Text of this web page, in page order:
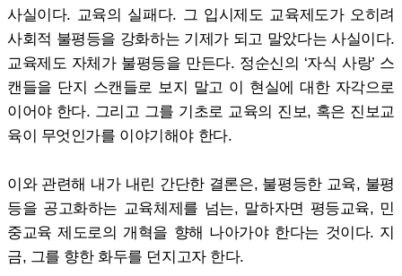
사실이다. 교육의 실패다. 그 입시제도 교육제도가 오히려
사회적 불평등을 강화하는 기제가 되고 말았다는 사실이다.
교육제도 자체가 불평등을 만든다. 정순신의 ‘자식 사랑’ 스
캔들을 단지 스캔들로 보지 말고 이 현실에 대한 자각으로
이어야 한다. 그리고 그를 기초로 교육의 진보, 혹은 진보교
육이 무엇인가를 이야기해야 한다.
이와 관련해 내가 내린 간단한 결론은, 불평등한 교육, 불평
등을 공고화하는 교육체제를 넘는, 말하자면 평등교육, 민
중교육 제도로의 개혁을 향해 나아가야 한다는 것이다. 지
금, 그를 향한 화두를 던지고자 한다.